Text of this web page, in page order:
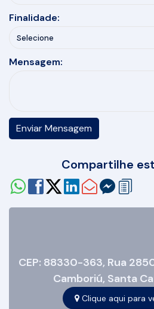
Finalidade:
Mensagem:
Compartilhe
CEP: 88330-363, Rua
Camboriú, Santa
Clique aqui para